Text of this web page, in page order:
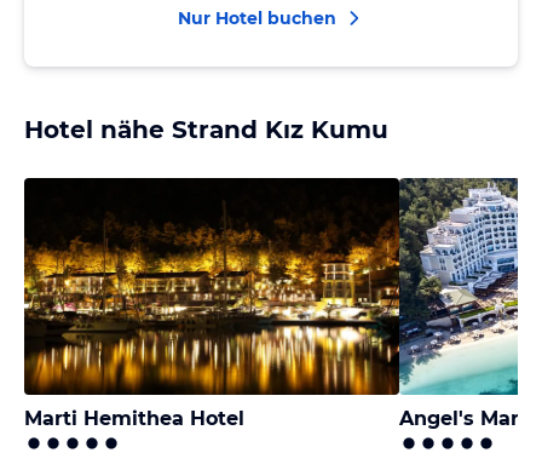
Nur Hotel buchen
Hotel nähe Strand Kız Kumu
Marti Hemithea Hotel Angel's